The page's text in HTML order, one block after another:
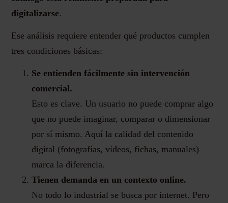
digitalizarse.
Ese análisis requiere entender qué productos cumplen
tres condiciones básicas:
Se entienden fácilmente sin intervención
comercial.
Esto es clave. Un usuario no puede comprar algo
que no puede imaginar, comparar o dimensionar
por sí mismo. Aquí la calidad del contenido
digital (fotografías, vídeos, fichas, manuales)
marca la diferencia.
Tienen demanda en un contexto online.
No todo lo industrial se busca por internet. Pero